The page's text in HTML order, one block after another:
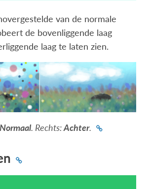
van de normale
de bovenliggende laag
laag te laten zien.
Normaal. Rechts:Achter.